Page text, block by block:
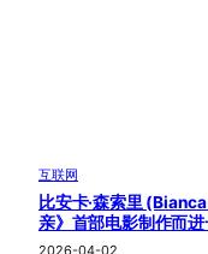
互联网
比安卡·森索里
亲》首部电影制作而
2026-04-02